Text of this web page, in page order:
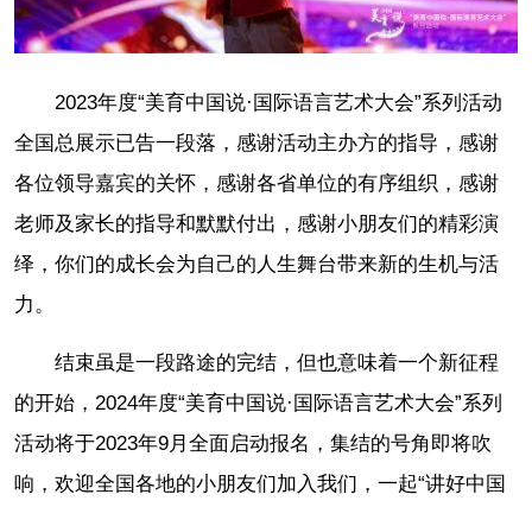
2023年度“美育中国说·国际语言艺术大会”系列活动
全国总展示已告一段落，感谢活动主办方的指导，感谢
各位领导嘉宾的关怀，感谢各省单位的有序组织，感谢
老师及家长的指导和默默付出，感谢小朋友们的精彩演
绎，你们的成长会为自己的人生舞台带来新的生机与活
力。
结束虽是一段路途的完结，但也意味着一个新征程
的开始，2024年度“美育中国说·国际语言艺术大会”系列
活动将于2023年9月全面启动报名，集结的号角即将吹
响，欢迎全国各地的小朋友们加入我们，一起“讲好中国